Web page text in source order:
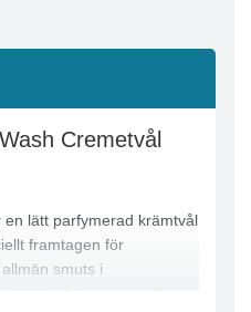
Cremetvål
en lätt parfymerad krämtvål
framtagen för
smuts i